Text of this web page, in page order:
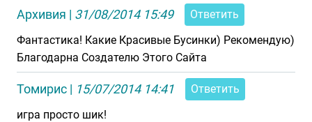
Архивия | 31/08/2014 15:49
Ответить
Фантастика! Какие Красивые Бусинки) Рекомендую)
Благодарна Создателю Этого Сайта
Томирис | 15/07/2014 14:41
Ответить
игра просто шик!